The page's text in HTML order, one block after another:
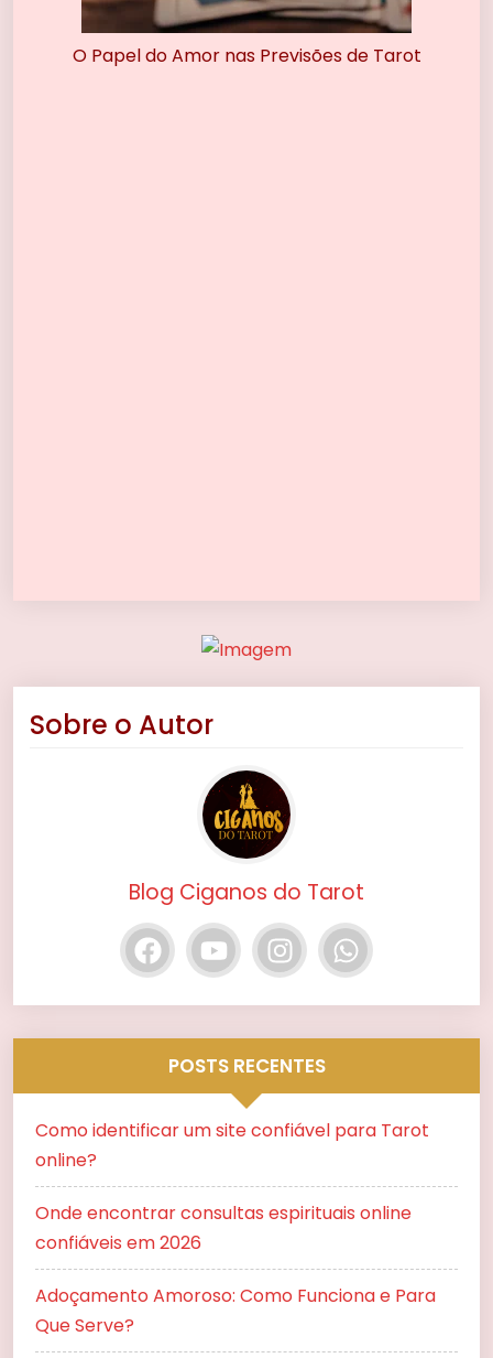
O Papel do Amor nas Previsões de Tarot
Sobre o Autor
Blog Ciganos do Tarot
POSTS RECENTES
Como identificar um site confiável para Tarot
online?
Onde encontrar consultas espirituais online
confiáveis em 2026
Adoçamento Amoroso: Como Funciona e Para
Que Serve?